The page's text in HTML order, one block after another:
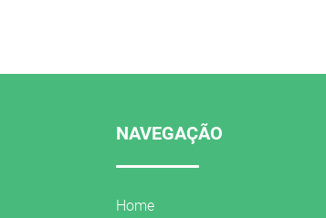
NAVEGAÇÃO
Home